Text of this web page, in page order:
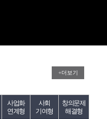
+더보기
사업화
연계형
사회
기여형
창의문제
해결형